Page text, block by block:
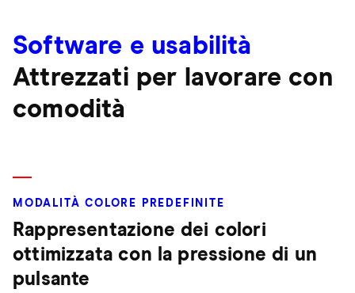
Software e usabilità
Attrezzati per lavorare con
comodità
MODALITÀ COLORE PREDEFINITE
Rappresentazione dei colori
ottimizzata con la pressione di un
pulsante